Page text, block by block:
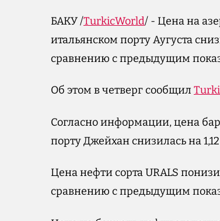
БАКУ /TurkicWorld/ - Цена на
итальянском порту Аугуста
сравнению с предыдущим
Об этом в четверг сообщил
Согласно информации, цена
порту Джейхан снизилась на
Цена нефти сорта URALS
сравнению с предыдущим